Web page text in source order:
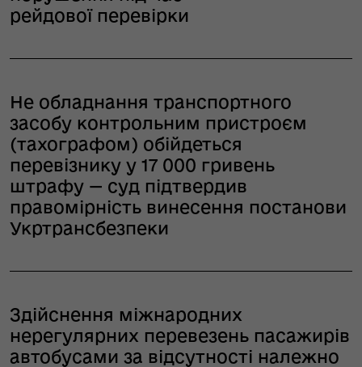
рейдової перевірки
Не обладнання транспортного
засобу контрольним пристроєм
(тахографом) обійдеться
перевізнику у 17 000 гривень
штрафу — суд підтвердив
правомірність винесення постанови
Укртрансбезпеки
Здійснення міжнародних
нерегулярних перевезень пасажирів
автобусами за відсутності належно